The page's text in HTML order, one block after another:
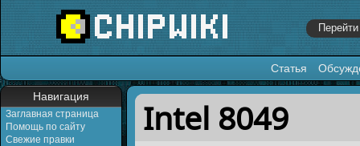
Статья
Навигация
Заглавная страница
Помощь по сайту
Свежие правки
Перейти к:навигация,поиск
Intel 8049